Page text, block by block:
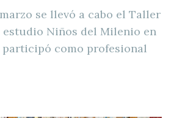
se llevó a cabo el Taller
Niños del Milenio en
como profesional